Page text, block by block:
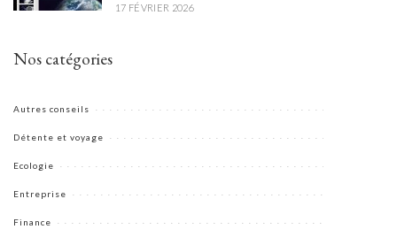
17 FÉVRIER 2026
Nos catégories
Autres conseils
Détente et voyage
Ecologie
Entreprise
Finance